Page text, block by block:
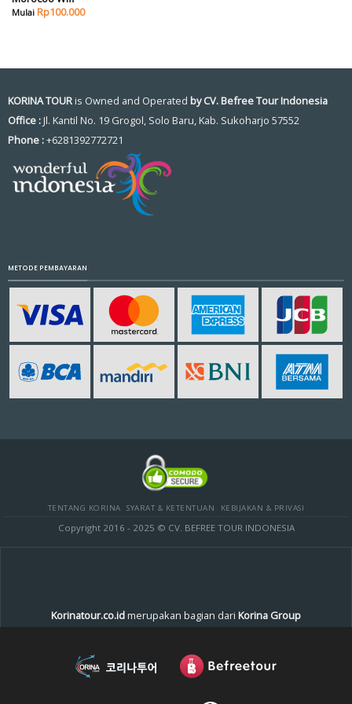
Rp100.000
KORINA TOURis Owned and Operated by CV. Befree Tour Indonesia
Office :Jl. Kantil No. 19 Grogol, Solo Baru, Kab. Sukoharjo 57552
Phone :+6281392772721
METODE PEMBAYARAN
TENTANG KORINA SYARAT & KETENTUAN KEBIJAKAN & PRIVASI
Copyright 2016 - 2025 © CV. BEFREE TOUR INDONESIA
Korinatour.co.idmerupakan bagian dari Korina Group